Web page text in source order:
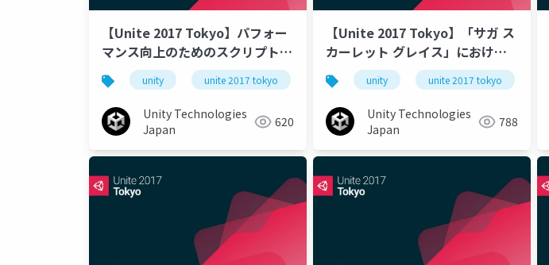
【Unite 2017 Tokyo】パフォー
マンス向上のためのスクリプトの
ベストプラクティス
unity unite 2017 tokyo
Unity Technologies
Japan
620
【Unite 2017 Tokyo】「サガ ス
カーレット グレイス」における
UI開発事例
unity unite 2017 tokyo
Unity Technologies
Japan
788